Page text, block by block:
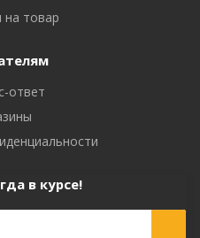
на товар
ответ
в курсе!